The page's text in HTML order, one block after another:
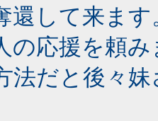
還して来ま
の応援を頼み
法だと後々